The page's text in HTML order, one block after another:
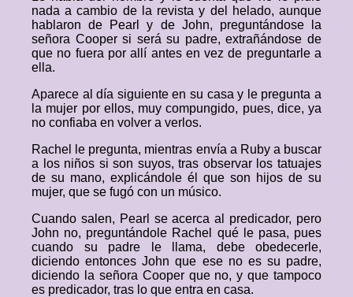
nada a cambio de la revista y del helado, aunque
hablaron de Pearl y de John, preguntándose la
señora Cooper si será su padre, extrañándose de
que no fuera por allí antes en vez de preguntarle a
ella.
Aparece al día siguiente en su casa y le pregunta a
la mujer por ellos, muy compungido, pues, dice, ya
no confiaba en volver a verlos.
Rachel le pregunta, mientras envía a Ruby a buscar
a los niños si son suyos, tras observar los tatuajes
de su mano, explicándole él que son hijos de su
mujer, que se fugó con un músico.
Cuando salen, Pearl se acerca al predicador, pero
John no, preguntándole Rachel qué le pasa, pues
cuando su padre le llama, debe obedecerle,
diciendo entonces John que ese no es su padre,
diciendo la señora Cooper que no, y que tampoco
es predicador, tras lo que entra en casa.